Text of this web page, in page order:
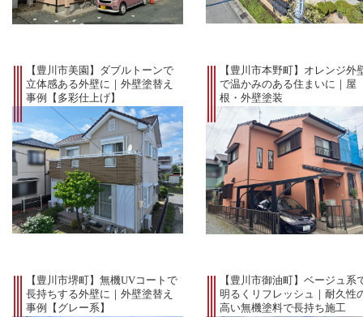
【豊川市美園】ダブルトーンで
立体感ある外壁に｜外壁塗替え
事例【多彩仕上げ】
【豊川市本野町】オレンジ外
で温かみのある住まいに｜屋
根・外壁塗装
【豊川市堺町】無機UVコートで
長持ちする外壁に｜外壁塗替え
事例【グレー系】
【豊川市御油町】ベージュ系
明るくリフレッシュ｜耐久性
高い無機塗料で長持ち施工